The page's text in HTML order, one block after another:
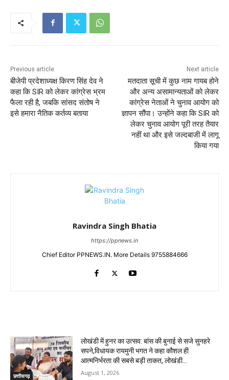
Previous article
बीजेपी प्रदेशाध्यक्ष किरण सिंह देव ने
कहा कि SIR को लेकर कांग्रेस भ्रम
फैला रही है, जबकि सांसद संतोष ने
इसे हमारा नैतिक कर्तव्य बताया
Next article
मतदाता सूची में कुछ नाम गायब होने
और अन्य असामान्यताओं को लेकर
कांग्रेस नेताओं ने चुनाव आयोग को
ज्ञापन सौंपा। उन्होंने कहा कि SIR को
लेकर चुनाव आयोग पूरी तरह तैयार
नहीं था और इसे जल्दबाजी में लागू
किया गया
Ravindra Singh Bhatia
https://ppnews.in
Chief Editor PPNEWS.IN. More Details 9755884666
छत्तीसगढ़
लोखंडी में हुनर का उत्सव: बांस की बुनाई से सजे सुनहरे
सपने,विधायक रायमुनी भगत ने कहा कौशल ही
आत्मनिर्भरता की सबसे बड़ी ताकत, लोखंडी...
August 1, 2026